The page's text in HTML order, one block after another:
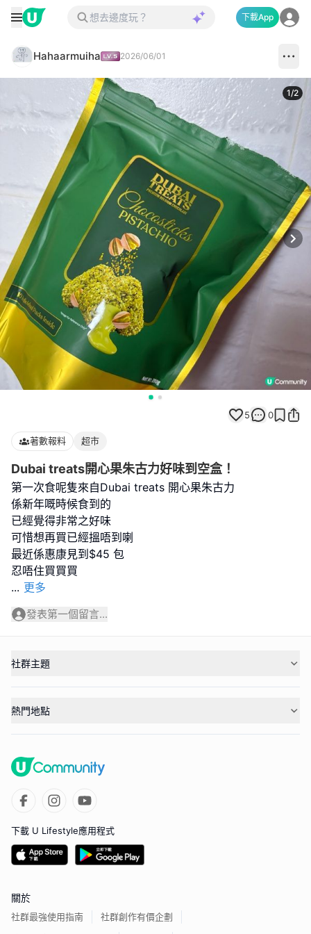
下載App
Hahaarmuiha 2026/06/01
1/2
5 0
著數報料 超市
Dubai treats開心果朱古力好味到空盒！
第一次食呢隻來自Dubai treats 開心果朱古力
係新年嘅時候食到的
已經覺得非常之好味
可惜想再買已經搵唔到喇
最近係惠康見到$45 包
... 更多
發表第一個留言...
社群主題
熱門地點
下載 U Lifestyle應用程式
關於
社群最強使用指南
社群創作有價企劃